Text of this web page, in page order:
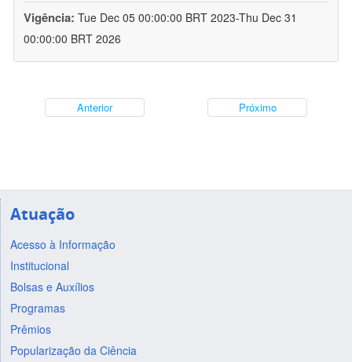
Vigência: Tue Dec 05 00:00:00 BRT 2023-Thu Dec 31
00:00:00 BRT 2026
Anterior Próximo
Atuação
Acesso à Informação
Institucional
Bolsas e Auxílios
Programas
Prêmios
Popularização da Ciência